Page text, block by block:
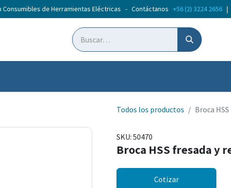
Consumibles de Herramientas Eléctricas - Contáctanos +56 (2) 3224 2656 |
Todos los productos Broca
SKU: 50470
Broca HSS fresada y
Cotizar